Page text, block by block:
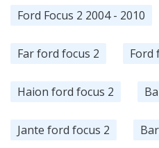
Ford Focus 2 2004 - 2010
Far ford focus 2 Ford
Haion ford focus 2
Jante ford focus 2